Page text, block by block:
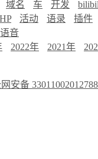
域名 车 开发
活动 语录
插件
语音
2022年 2021年
安备